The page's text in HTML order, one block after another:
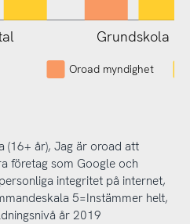
Grundskola
Oroad myndighet
(16+ år), Jag är oroad att
företag som Google och
integritet på internet,
5=Instämmer helt,
år 2019